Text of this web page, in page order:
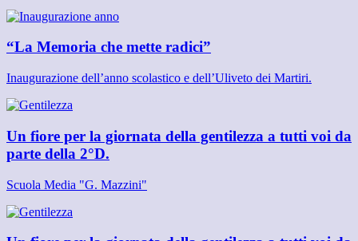
“La Memoria che mette radici”
Inaugurazione dell’anno scolastico e dell’Uliveto dei Martiri.
Un fiore per la giornata della gentilezza a tutti voi da
parte della 2°D.
Scuola Media "G. Mazzini"